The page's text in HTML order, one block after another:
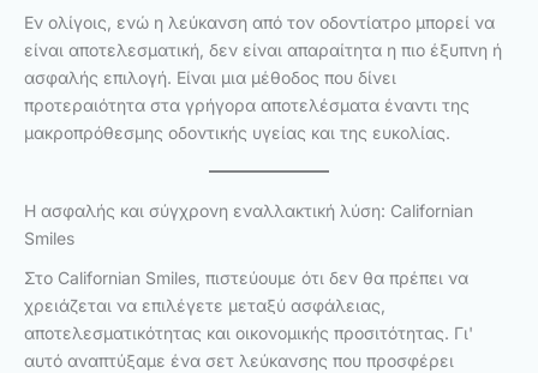
Εν ολίγοις, ενώ η λεύκανση από τον οδοντίατρο μπορεί να
είναι αποτελεσματική, δεν είναι απαραίτητα η πιο έξυπνη ή
ασφαλής επιλογή. Είναι μια μέθοδος που δίνει
προτεραιότητα στα γρήγορα αποτελέσματα έναντι της
μακροπρόθεσμης οδοντικής υγείας και της ευκολίας.
Η ασφαλής και σύγχρονη εναλλακτική λύση: Californian
Smiles
Στο Californian Smiles, πιστεύουμε ότι δεν θα πρέπει να
χρειάζεται να επιλέγετε μεταξύ ασφάλειας,
αποτελεσματικότητας και οικονομικής προσιτότητας. Γι'
αυτό αναπτύξαμε ένα σετ λεύκανσης που προσφέρει